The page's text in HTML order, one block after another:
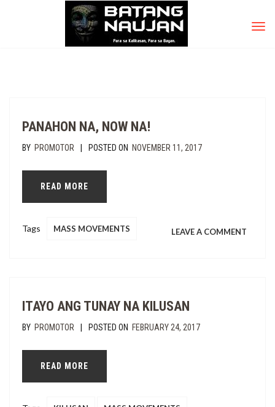
PANAHON NA, NOW NA!
BY PROMOTOR | POSTED ON NOVEMBER 11, 2017
READ MORE
Tags MASS MOVEMENTS LEAVE A COMMENT
ITAYO ANG TUNAY NA KILUSAN
BY PROMOTOR | POSTED ON FEBRUARY 24, 2017
READ MORE